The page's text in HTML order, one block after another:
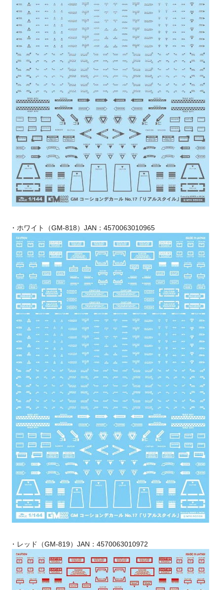
・ホワイト（GM-818）JAN：4570063010965
・レッド（GM-819）JAN：4570063010972